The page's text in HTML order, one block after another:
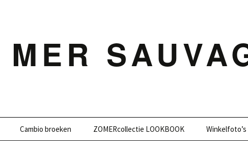
MER
Cambio broeken ZOMERcollectie LOOKBOOK Winkelfoto’s